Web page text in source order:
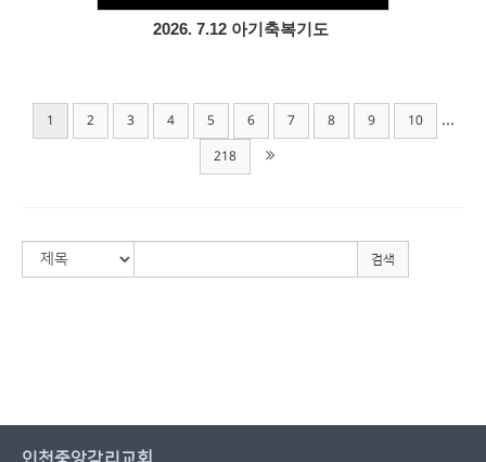
2026. 7.12 아기축복기도
1 2 3 4 5 6 7 8 9 10 ...
218
검색